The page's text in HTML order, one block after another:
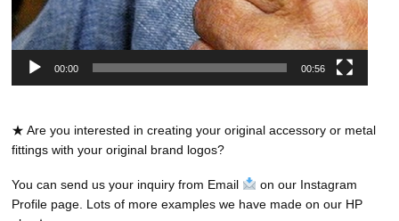
00:00 00:56
★ Are you interested in creating your original accessory or metal
fittings with your original brand logos?
You can send us your inquiry from Email
on our Instagram
Profile page. Lots of more examples we have made on our HP